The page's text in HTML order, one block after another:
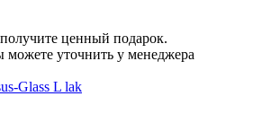
ценный подарок.
уточнить у менеджера